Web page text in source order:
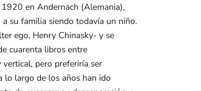
en Andernach (Alemania),
su familia siendo todavía un niño.
ego, Henry Chinasky- y se
cuarenta libros entre
pero preferiría ser
lo largo de los años han ido